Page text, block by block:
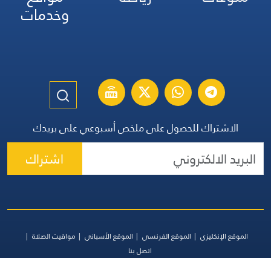
وخدمات
الاشتراك للحصول على ملخص أسبوعي على بريدك
اشتراك
الموقع الإنكليزي الموقع الفرنسي الموقع الأسباني
مواقيت الصلاة
اتصل بنا